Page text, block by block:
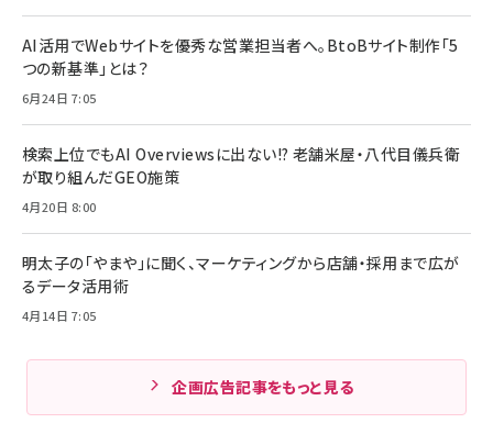
AI活用でWebサイトを優秀な営業担当者へ。BtoBサイト制作「5
つの新基準」とは？
6月24日 7:05
検索上位でもAI Overviewsに出ない!? 老舗米屋・八代目儀兵衛
が取り組んだGEO施策
4月20日 8:00
明太子の「やまや」に聞く、マーケティングから店舗・採用まで広が
るデータ活用術
4月14日 7:05
企画広告記事をもっと見る